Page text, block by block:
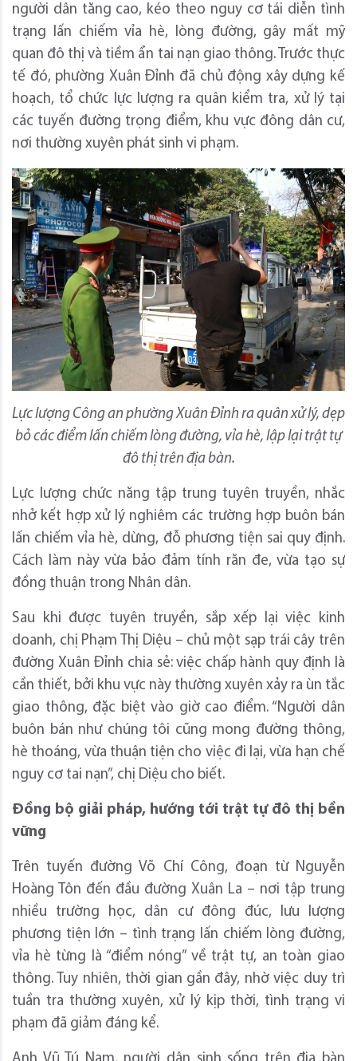
người dân tăng cao, kéo theo nguy cơ tái diễn tình
trạng lấn chiếm vỉa hè, lòng đường, gây mất mỹ
quan đô thị và tiềm ẩn tai nạn giao thông. Trước thực
tế đó, phường Xuân Đỉnh đã chủ động xây dựng kế
hoạch, tổ chức lực lượng ra quân kiểm tra, xử lý tại
các tuyến đường trọng điểm, khu vực đông dân cư,
nơi thường xuyên phát sinh vi phạm.
Lực lượng Công an phường Xuân Đỉnh ra quân xử lý, dẹp
bỏ các điểm lấn chiếm lòng đường, vỉa hè, lập lại trật tự
đô thị trên địa bàn.
Lực lượng chức năng tập trung tuyên truyền, nhắc
nhở kết hợp xử lý nghiêm các trường hợp buôn bán
lấn chiếm vỉa hè, dừng, đỗ phương tiện sai quy định.
Cách làm này vừa bảo đảm tính răn đe, vừa tạo sự
đồng thuận trong Nhân dân.
Sau khi được tuyên truyền, sắp xếp lại việc kinh
doanh, chị Phạm Thị Diệu – chủ một sạp trái cây trên
đường Xuân Đỉnh chia sẻ: việc chấp hành quy định là
cần thiết, bởi khu vực này thường xuyên xảy ra ùn tắc
giao thông, đặc biệt vào giờ cao điểm. “Người dân
buôn bán như chúng tôi cũng mong đường thông,
hè thoáng, vừa thuận tiện cho việc đi lại, vừa hạn chế
nguy cơ tai nạn”, chị Diệu cho biết.
Đồng bộ giải pháp, hướng tới trật tự đô thị bền
vững
Trên tuyến đường Võ Chí Công, đoạn từ Nguyễn
Hoàng Tôn đến đầu đường Xuân La – nơi tập trung
nhiều trường học, dân cư đông đúc, lưu lượng
phương tiện lớn – tình trạng lấn chiếm lòng đường,
vỉa hè từng là “điểm nóng” về trật tự, an toàn giao
thông. Tuy nhiên, thời gian gần đây, nhờ việc duy trì
tuần tra thường xuyên, xử lý kịp thời, tình trạng vi
phạm đã giảm đáng kể.